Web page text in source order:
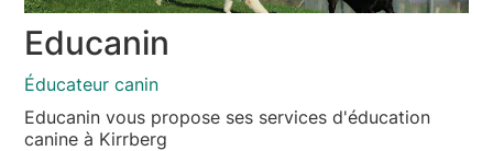
Educanin
Éducateur canin
Educanin vous propose ses services d'éducation
canine à Kirrberg